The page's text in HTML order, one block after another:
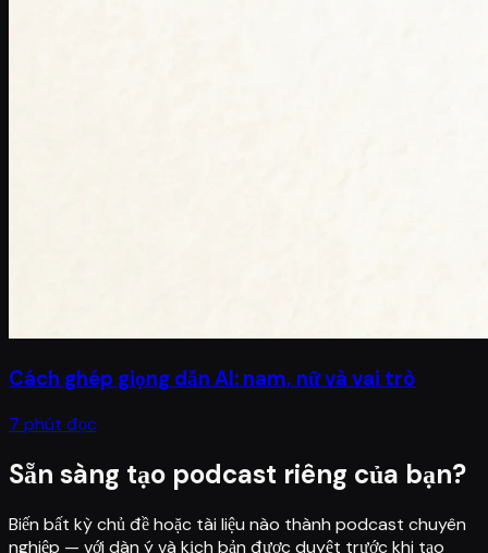
Cách ghép giọng dẫn AI: nam, nữ và vai trò
7 phút đọc
Sẵn sàng tạo podcast riêng của bạn?
Biến bất kỳ chủ đề hoặc tài liệu nào thành podcast chuyên
nghiệp — với dàn ý và kịch bản được duyệt trước khi tạo